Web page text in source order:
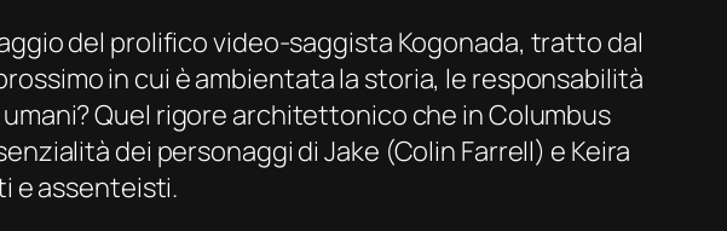
del prolifico video-saggista Kogonada, tratto dal
in cui è ambientata la storia, le responsabilità
umani? Quel rigore architettonico che inColumbus
dei personaggi di Jake (Colin Farrell) e Keira
e assenteisti.